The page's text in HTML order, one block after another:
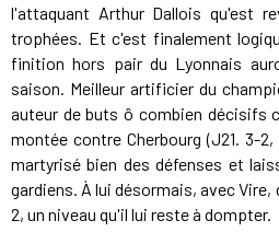
l'attaquant Arthur Dallois qu'est
trophées. Et c'est finalement
finition hors pair du Lyonnais
saison. Meilleur artificier du
auteur de buts ô combien décisifs
montée contre Cherbourg (J21. 3-2,
martyrisé bien des défenses et
gardiens. À lui désormais, avec Vire,
2, un niveau qu'il lui reste à dompter.